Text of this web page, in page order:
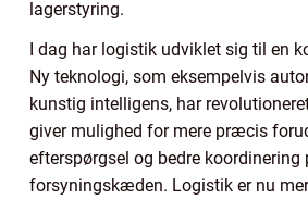
lagerstyring.
I dag har logistik udviklet sig til en
Ny teknologi, som eksempelvis
kunstig intelligens, har
giver mulighed for mere præcis
efterspørgsel og bedre
forsyningskæden. Logistik er nu